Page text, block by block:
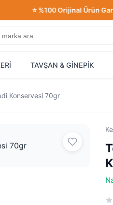
⭐ %100 Orijinal Ürün Garantisi!
TAVŞAN & GİNEPİK
Konservesi 70gr